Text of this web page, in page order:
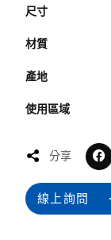
尺寸
材質
產地
使用區域
分享
線上詢問